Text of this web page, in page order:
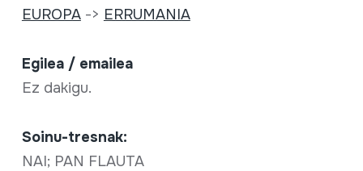
EUROPA-> ERRUMANIA
Egilea / emailea
Ez dakigu.
Soinu-tresnak:
NAI; PAN FLAUTA